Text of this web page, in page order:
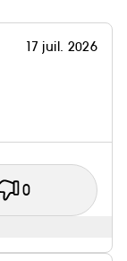
17 juil. 2026
0